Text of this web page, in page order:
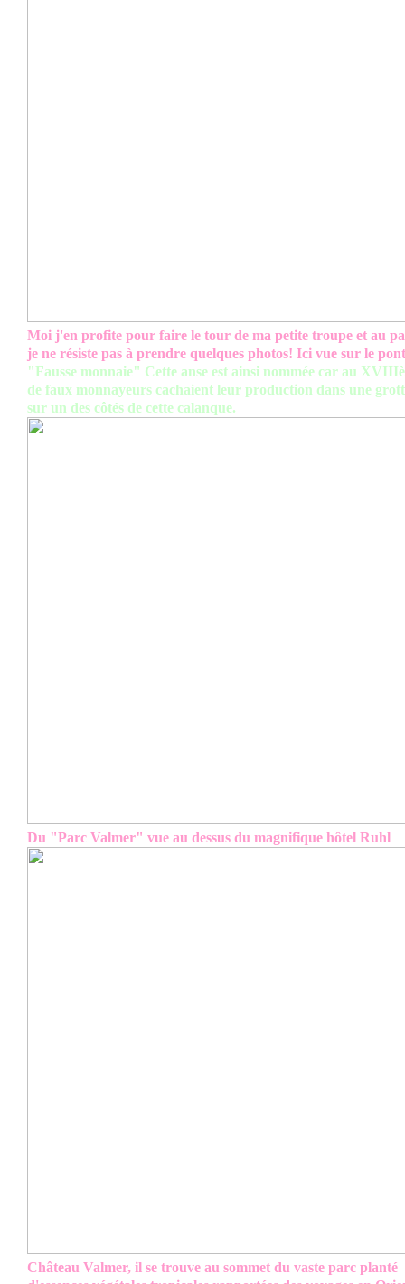
Moi j'en profite pour faire le tour de ma petite troupe et au
je ne résiste pas à prendre quelques photos! Ici vue sur le
"Fausse monnaie" Cette anse est ainsi nommée car au XVIIIè
de faux monnayeurs cachaient leur production dans une
sur un des côtés de cette calanque.
Du "Parc Valmer" vue au dessus du magnifique hôtel Ruhl
Château Valmer, il se trouve au sommet du vaste parc planté